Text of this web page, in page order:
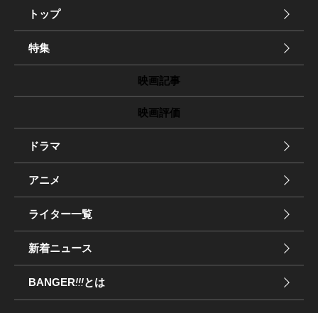
トップ
特集
映画記事
映画評価
ドラマ
アニメ
ライター一覧
新着ニュース
BANGER!!!とは